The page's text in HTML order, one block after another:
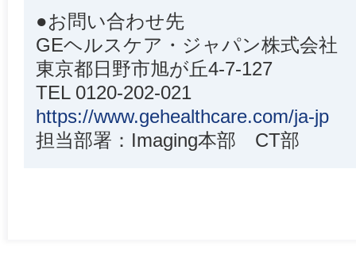
●お問い合わせ先
GEヘルスケア・ジャパン株式会社
東京都日野市旭が丘4-7-127
TEL 0120-202-021
https://www.gehealthcare.com/ja-jp
担当部署：Imaging本部 CT部